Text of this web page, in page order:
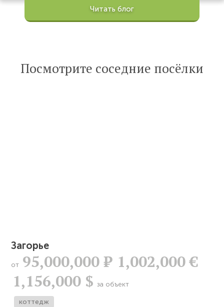
Просмотров:
Опубликована:
статью
Читать блог
Посмотрите соседние посёлки
Загорье
от 95,000,000Р 1,002,000 €
1,156,000 $ за объект
коттедж